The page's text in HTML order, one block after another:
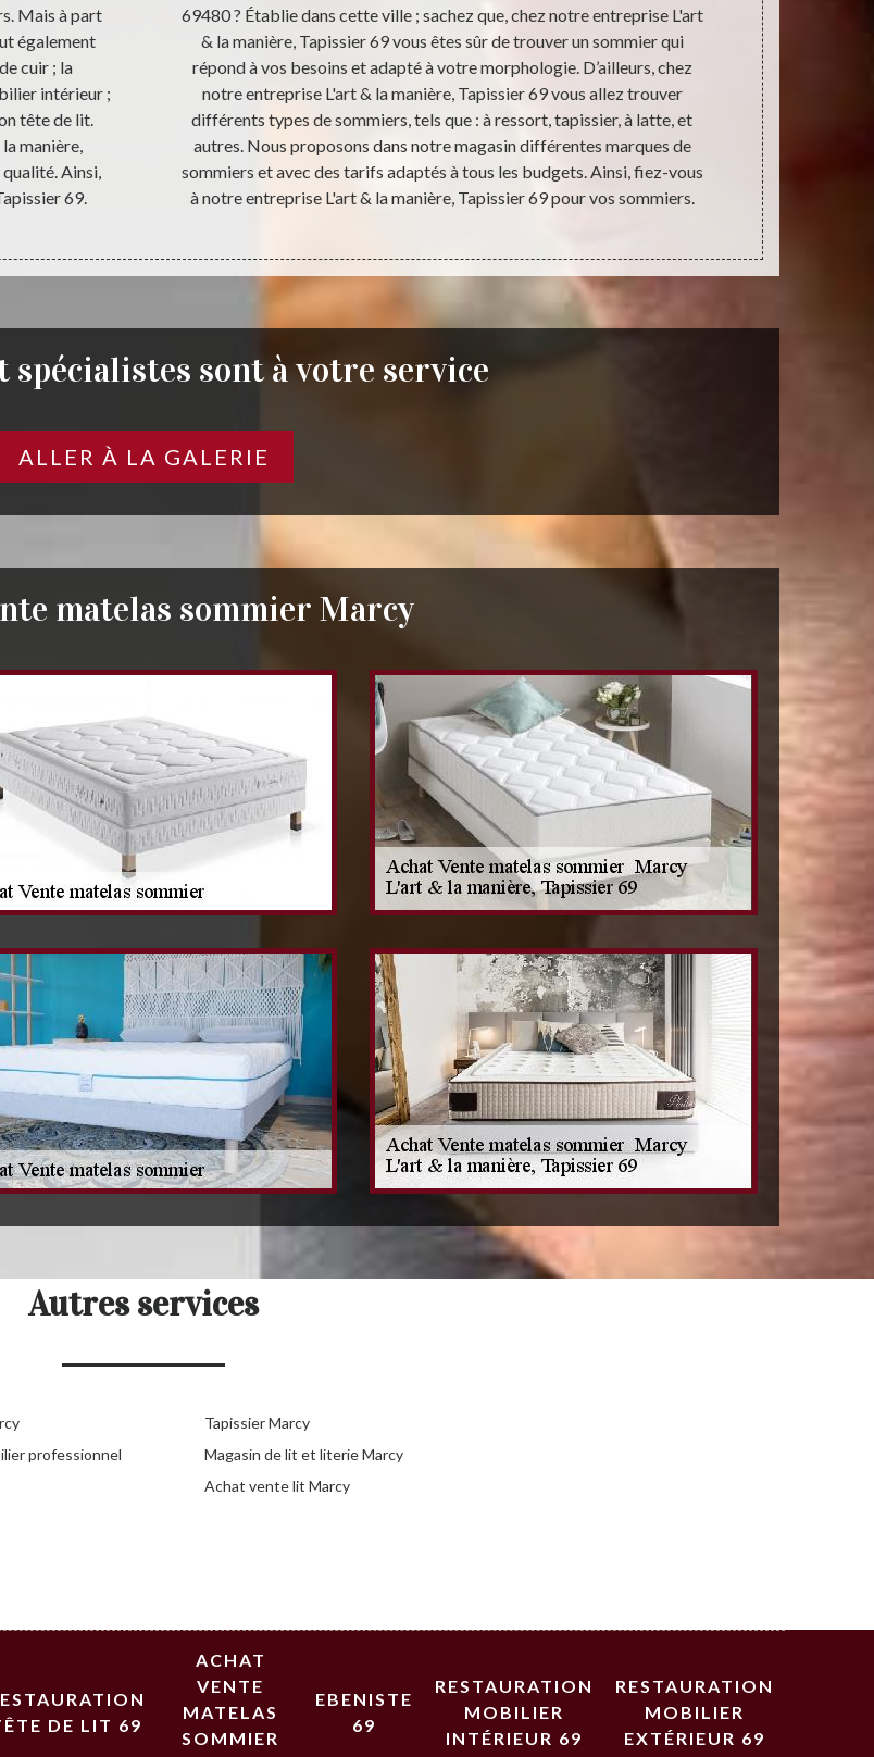
Mais à part
également
cuir ; la
intérieur ;
tête de lit.
manière,
Ainsi,
69.
69480 ? Établie dans cette ville ; sachez que, chez notre entreprise L'art
& la manière, Tapissier 69 vous êtes sûr de trouver un sommier qui
répond à vos besoins et adapté à votre morphologie. D’ailleurs, chez
notre entreprise L'art & la manière, Tapissier 69 vous allez trouver
différents types de sommiers, tels que : à ressort, tapissier, à latte, et
autres. Nous proposons dans notre magasin différentes marques de
sommiers et avec des tarifs adaptés à tous les budgets. Ainsi, fiez-vous
à notre entreprise L'art & la manière, Tapissier 69 pour vos sommiers.
spécialistes sont à votre service
ALLER À LA GALERIE
matelas sommier Marcy
Autres services
professionnel
Tapissier Marcy
Magasin de lit et literie Marcy
Achat vente lit Marcy
DE LIT 69
ACHAT
VENTE
MATELAS
SOMMIER
EBENISTE
69
RESTAURATION
MOBILIER
INTÉRIEUR 69
RESTAURATION
MOBILIER
EXTÉRIEUR 69